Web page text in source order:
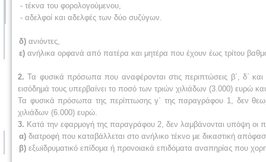
- τέκνα του φορολογούμενου,
- αδελφοί και αδελφές των δύο συζύγων.
δ) ανιόντες,
ε) ανήλικα ορφανά από πατέρα και μητέρα που έχουν έως τρίτου
2. Τα φυσικά πρόσωπα που αναφέρονται στις περιπτώσεις β΄, δ΄
εισόδημά τους υπερβαίνει το ποσό των τριών χιλιάδων (3.000) ευρώ
Τα φυσικά πρόσωπα της περίπτωσης γ΄ της παραγράφου 1, δεν
χιλιάδων (6.000) ευρώ.
3. Κατά την εφαρμογή της παραγράφου 2, δεν λαμβάνονται υπόψη οι
α) διατροφή που καταβάλλεται στο ανήλικο τέκνο με δικαστική
β) εξωϊδρυματικό επίδομα ή προνοιακά επιδόματα αναπηρίας που